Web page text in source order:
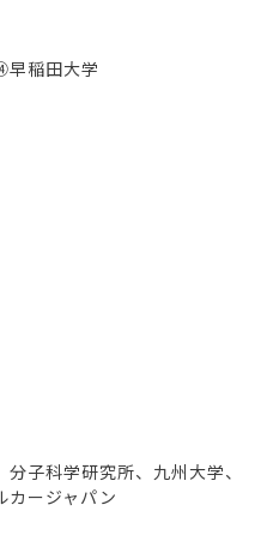
稲田大学
科学研究所、九州大学、
カージャパン